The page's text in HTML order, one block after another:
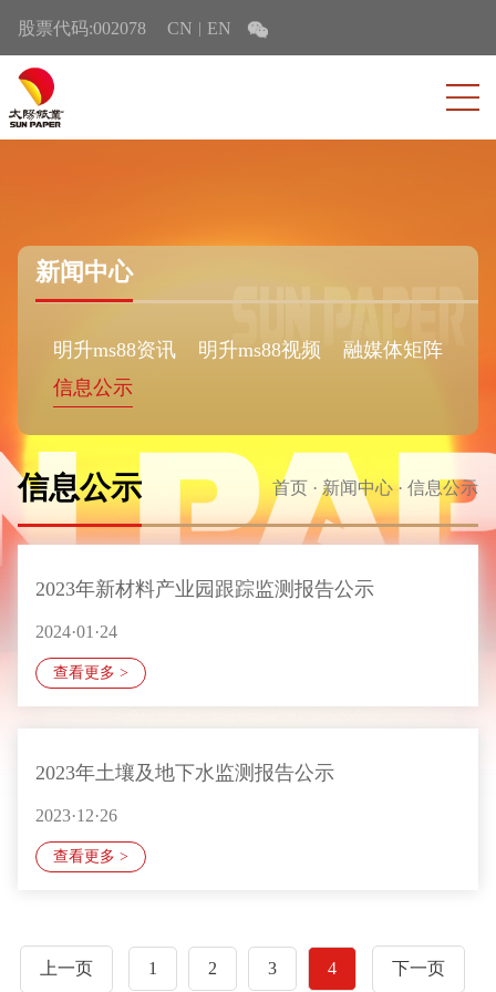
股票代码:002078 CN EN
新闻中心
明升ms88资讯 明升ms88视频
融媒体矩阵
信息公示
首页 · 新闻中心 · 信息公示
信息公示
2023年新材料产业园跟踪监测报告公示
2024·01·24
查看更多 >
2023年土壤及地下水监测报告公示
2023·12·26
查看更多 >
上一页 1 2 3 4 下一页